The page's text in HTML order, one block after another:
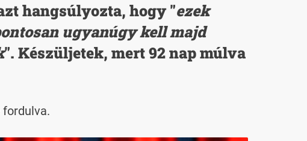
hangsúlyozta, hogy "ezek
ugyanúgy kell majd
". Készüljetek, mert 92 nap múlva